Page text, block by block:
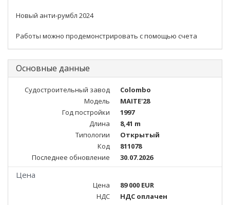
Новый анти-румбл 2024
Работы можно продемонстрировать с помощью счета
Основные данные
Судостроительный завод
Colombo
Модель
MAITE'28
Год постройки
1997
Длина
8,41 m
Типологии
Открытый
Код
811078
Последнее обновление
30.07.2026
Цена
Цена
89 000 EUR
НДС
НДС оплачен